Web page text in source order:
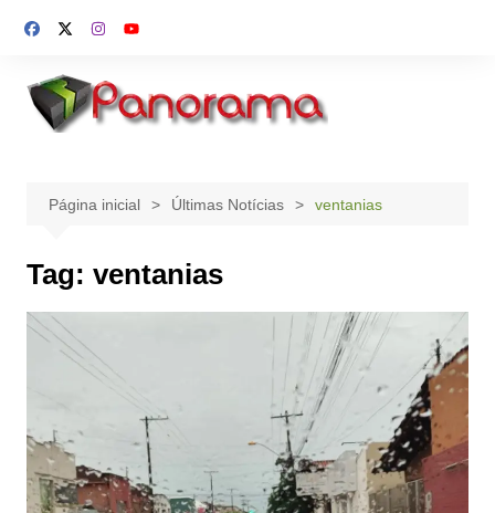
para
conteúdo
Página inicial Últimas Notícias ventanias
Tag: ventanias